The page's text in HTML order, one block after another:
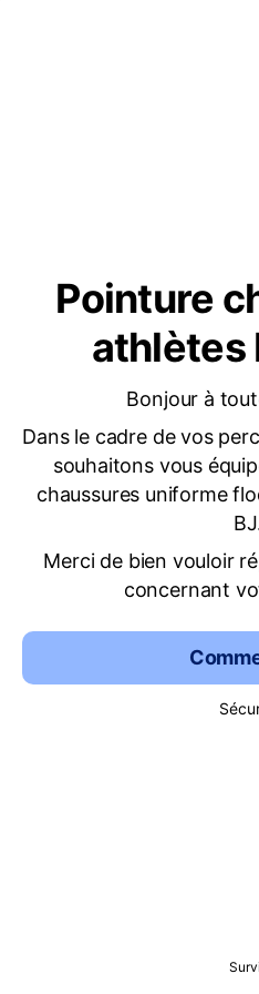
Pointure
athlètes
Bonjour à
Dans le cadre de vos
souhaitons vous
chaussures uniforme
Merci de bien vouloir
concernant